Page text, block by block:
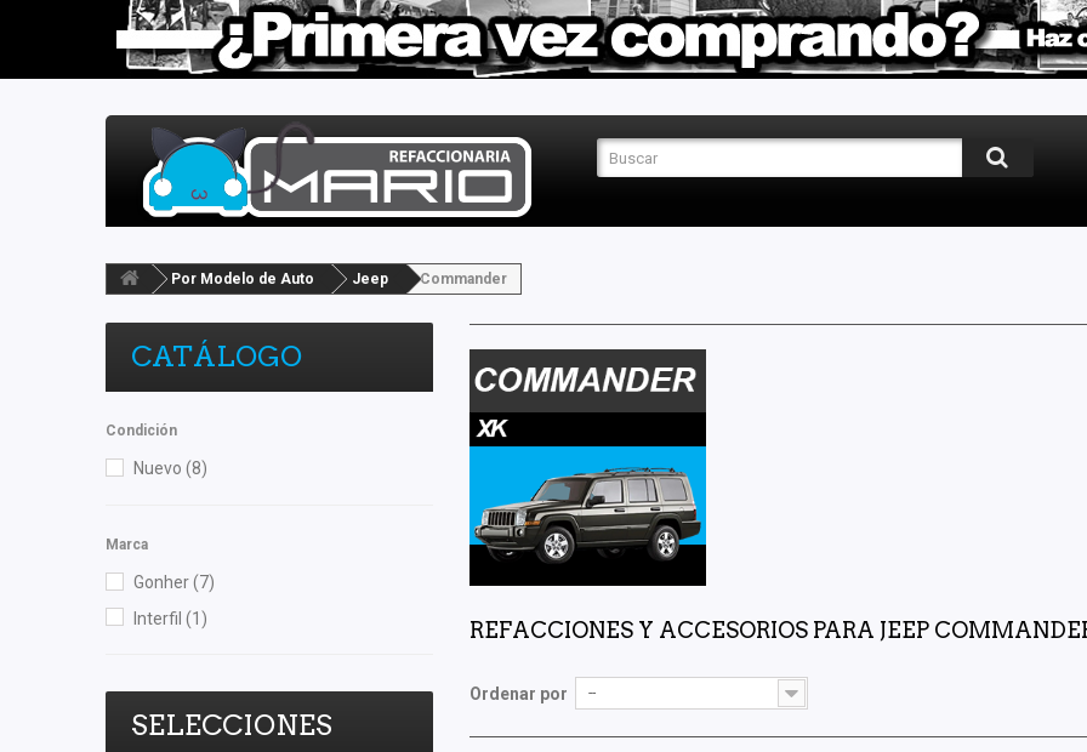
Por Modelo de Auto Jeep Commander
CATÁLOGO
Condición
Nuevo (8)
Marca
Gonher(7)
Interfil (1)
SELECCIONES
REFACCIONES Y ACCESORIOS PARA JEEP
Ordenar por --